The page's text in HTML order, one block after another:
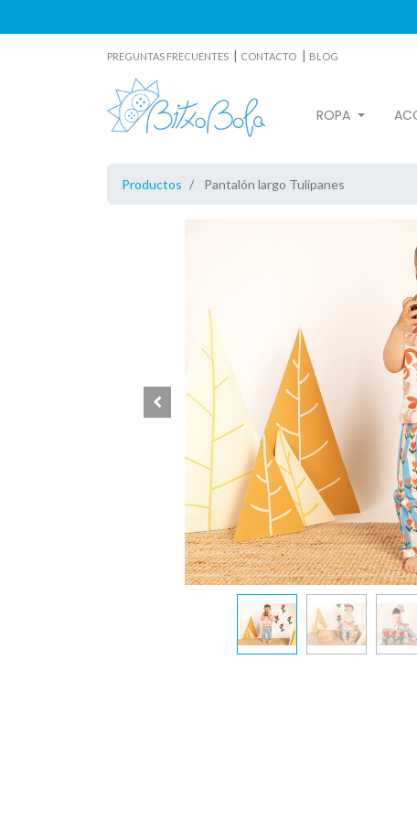
PREGUNTAS FRECUENTES | CONTACTO | BLOG
ROPA
Productos Pantalón largo Tulipanes